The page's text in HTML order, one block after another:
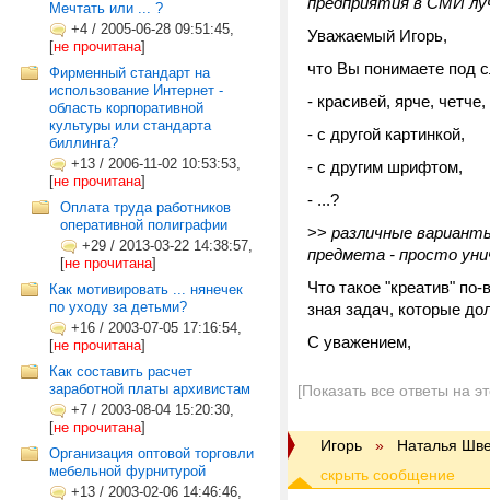
Мечтать или ... ?
+4 / 2005-06-28 09:51:45,
[не прочитана]
Фирменный стандарт на
использование Интернет -
область корпоративной
культуры или стандарта
биллинга?
+13 / 2006-11-02 10:53:53,
[не прочитана]
Оплата труда работников
оперативной полиграфии
+29 / 2013-03-22 14:38:57,
[не прочитана]
Как мотивировать ... нянечек
по уходу за детьми?
+16 / 2003-07-05 17:16:54,
[не прочитана]
Как составить расчет
заработной платы архивистам
+7 / 2003-08-04 15:20:30,
[не прочитана]
Организация оптовой торговли
мебельной фурнитурой
+13 / 2003-02-06 14:46:46,
Уважаемый Игорь,
что Вы понимаете под
- красивей, ярче, четче,
- с другой картинкой,
- с другим шрифтом,
- ...?
>> различные
предмета - просто
Что такое "креатив"
зная задач, которые
С уважением,
[Показать все ответы на
Игорь » Наталья